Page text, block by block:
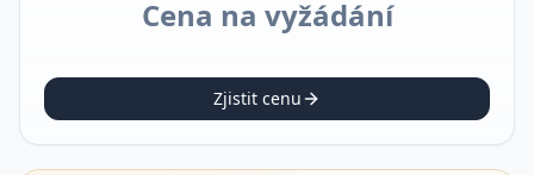
Cena na vyžádání
Zjistit cenu